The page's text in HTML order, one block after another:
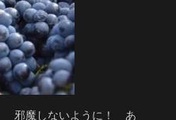
邪魔しないように！ あ